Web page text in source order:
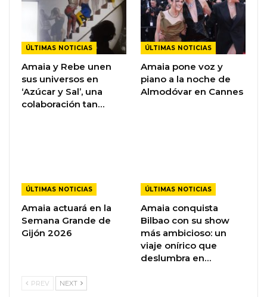
ÚLTIMAS NOTICIAS
Amaia y Rebe unen
sus universos en
‘Azúcar y Sal’, una
colaboración tan…
ÚLTIMAS NOTICIAS
Amaia pone voz y
piano a la noche de
Almodóvar en Cannes
ÚLTIMAS NOTICIAS
Amaia actuará en la
Semana Grande de
Gijón 2026
ÚLTIMAS NOTICIAS
Amaia conquista
Bilbao con su show
más ambicioso: un
viaje onírico que
deslumbra en…
PREV NEXT